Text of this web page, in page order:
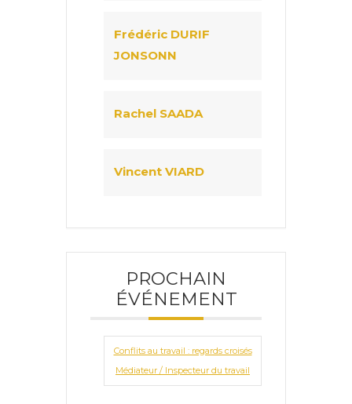
Frédéric DURIF
JONSONN
Rachel SAADA
Vincent VIARD
PROCHAIN
ÉVÉNEMENT
Conflits au travail : regards croisés
Médiateur / Inspecteur du travail